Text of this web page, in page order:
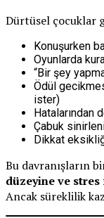
Dürtüsel çocuklar
Konuşurken
Oyunlarda
“Bir şey
Ödül
ister)
Hatalarından
Çabuk
Dikkat
Bu davranışların
düzeyine ve
Ancak süreklilik